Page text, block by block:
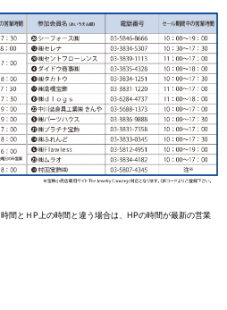
間とＨP上の時間と違う場合は、HPの時間が最新の営業